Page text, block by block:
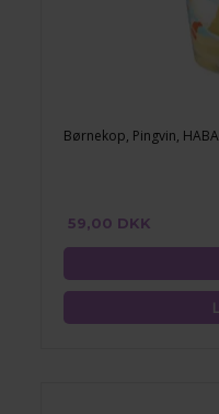
Børnekop, Pingvin, HABA
59,00 DKK